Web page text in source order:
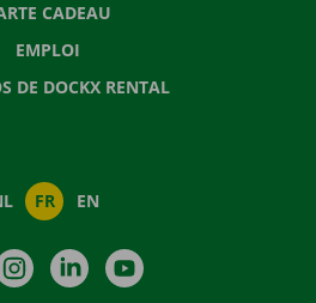
CADEAU
EMPLOI
DE DOCKX RENTAL
FR EN
InstagramLinkedIn